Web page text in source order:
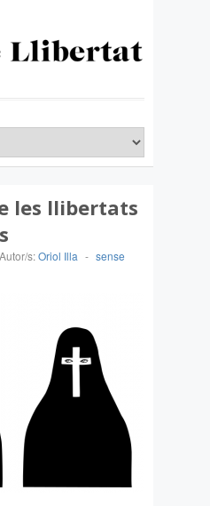
les llibertats
Autor/s:Oriol Illa - sense